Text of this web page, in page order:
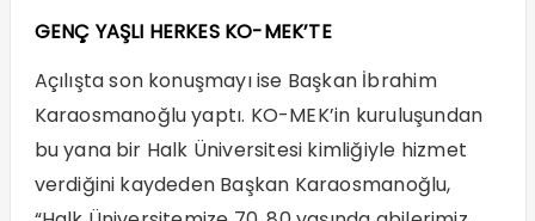
GENÇ YAŞLI HERKES KO-MEK’TE
Açılışta son konuşmayı ise Başkan İbrahim
Karaosmanoğlu yaptı. KO-MEK’in kuruluşundan
bu yana bir Halk Üniversitesi kimliğiyle hizmet
verdiğini kaydeden Başkan Karaosmanoğlu,